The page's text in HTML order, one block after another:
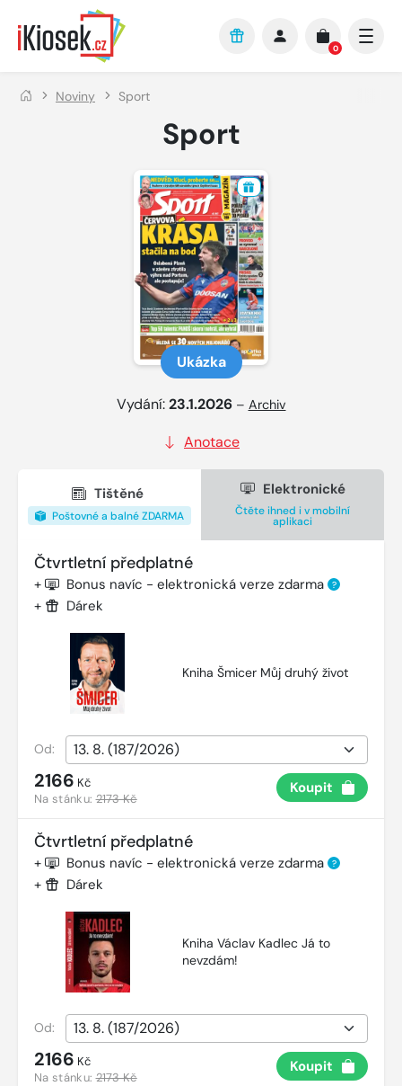
Přejít na hlavní obsah
0
Noviny Sport
Sport
Ukázka
Vydání:23.1.2026 – Archiv
Anotace
Tištěné
Poštovné a balné ZDARMA
Elektronické
Čtěte ihned i v mobilní
aplikaci
Čtvrtletní předplatné
+ Bonus navíc - elektronická verze zdarma ?
+ Dárek
Kniha Šmicer Můj druhý život
Od:
2166 Kč
Na stánku:2173 Kč
Koupit
Čtvrtletní předplatné
+ Bonus navíc - elektronická verze zdarma ?
+ Dárek
Kniha Václav Kadlec Já to
nevzdám!
Od:
2166 Kč
Na stánku:2173 Kč
Koupit